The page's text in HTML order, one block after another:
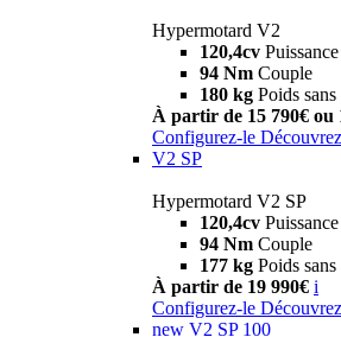
Hypermotard V2
120,4cv Puissance
94 Nm Couple
180 kg Poids
À partir de 15 790€ ou
Configurez-le
V2 SP
Hypermotard V2 SP
120,4cv Puissance
94 Nm Couple
177 kg Poids
À partir de 19 990€ i
Configurez-le
new V2 SP 100